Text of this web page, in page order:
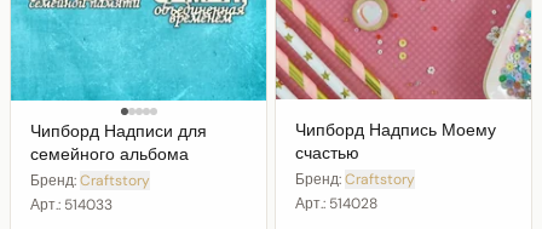
Чипборд Надписи для
семейного альбома
Бренд:Craftstory
Арт.: 514033
Чипборд Надпись Моему
счастью
Бренд:Craftstory
Арт.: 514028